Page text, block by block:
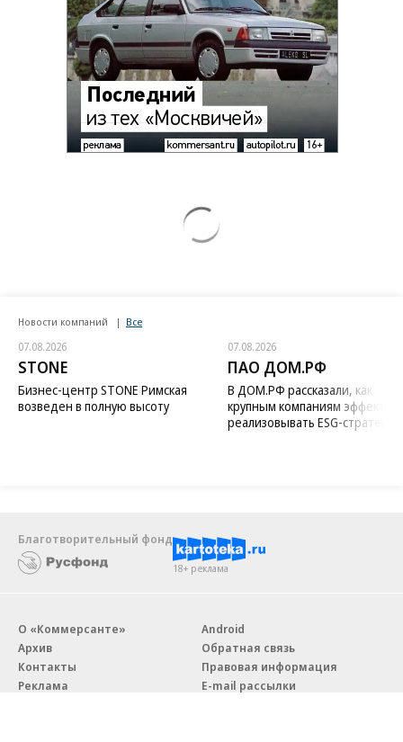
Новости компаний Все
07.08.2026
STONE
Бизнес-центр STONE Римская
возведен в полную высоту
07.08.2026
ПАО ДОМ.РФ
В ДОМ.РФ рассказали, как
крупным компаниям
реализовывать ESG-стратегию
Благотворительный фонд
18+ реклама
О «Коммерсанте»
Архив
Контакты
Реклама
Android
Обратная связь
Правовая информация
E-mail рассылки